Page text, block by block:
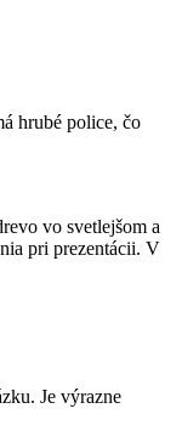
hrubé police, čo
vo svetlejšom a
pri prezentácii. V
Je výrazne